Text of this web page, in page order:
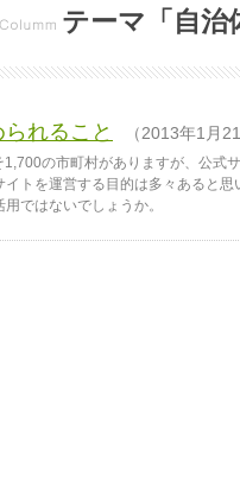
テーマ「自治
れること （2013年1月
の市町村がありますが、公式
トを運営する目的は多々あると
ではないでしょうか。